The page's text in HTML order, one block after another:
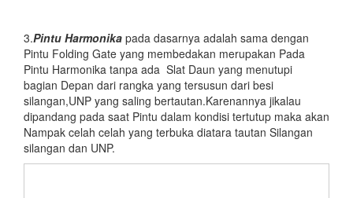
3.Pintu Harmonika pada dasarnya adalah sama dengan
Pintu Folding Gate yang membedakan merupakan Pada
Pintu Harmonika tanpa ada Slat Daun yang menutupi
bagian Depan dari rangka yang tersusun dari besi
silangan,UNP yang saling bertautan.Karenannya jikalau
dipandang pada saat Pintu dalam kondisi tertutup maka akan
Nampak celah celah yang terbuka diatara tautan Silangan
silangan dan UNP.